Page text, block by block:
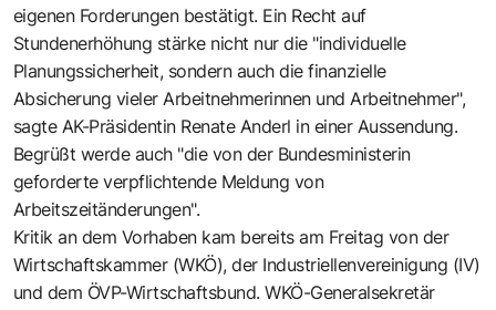
eigenen Forderungen bestätigt. Ein Recht auf
Stundenerhöhung stärke nicht nur die "individuelle
Planungssicherheit, sondern auch die finanzielle
Absicherung vieler Arbeitnehmerinnen und Arbeitnehmer",
sagte AK-Präsidentin Renate Anderl in einer Aussendung.
Begrüßt werde auch "die von der Bundesministerin
geforderte verpflichtende Meldung von
Arbeitszeitänderungen".
Kritik an dem Vorhaben kam bereits am Freitag von der
Wirtschaftskammer (WKÖ), der Industriellenvereinigung (IV)
und dem ÖVP-Wirtschaftsbund. WKÖ-Generalsekretär